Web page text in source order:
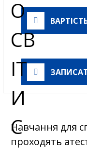
Навчання для
проходять